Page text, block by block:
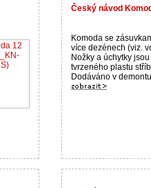
Český návod
Komoda se
více dezénech (viz.
Nožky a úchytky
tvrzeného plastu
Dodáváno v